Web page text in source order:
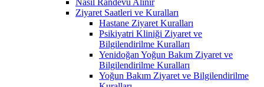
Ziyaret Saatleri ve Kuralları
Hastane Ziyaret Kuralları
Psikiyatri Kliniği Ziyaret ve
Bilgilendirilme Kuralları
Yenidoğan Yoğun Bakım Ziyaret ve
Bilgilendirilme Kuralları
Yoğun Bakım Ziyaret ve Bilgilendirilme